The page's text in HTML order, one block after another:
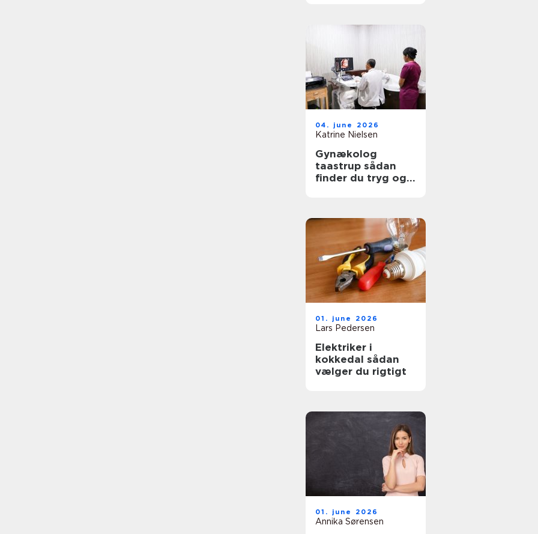
04. june 2026
Katrine Nielsen
Gynækolog
taastrup sådan
finder du tryg og
01. june 2026
Lars Pedersen
Elektriker i
kokkedal sådan
vælger du rigtigt
01. june 2026
Annika Sørensen